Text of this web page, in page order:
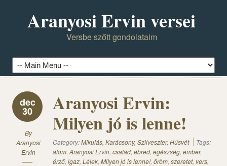
Aranyosi Ervin versei
Versbe szőtt gondolataim
dec
30
By
Aranyosi
Ervin
Aranyosi Ervin:
Milyen jó is lenne!
Category:Mikulás, Karácsony, Szilveszter, Húsvét
Tags:
álom, Aranyosi Ervin, család, ébred, egészség, ember,
érző, igaz, Lélek, Milyen jó is lenne!, öröm, szeretet, vers,